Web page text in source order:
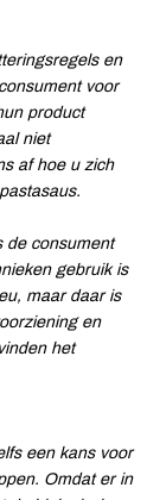
en
voor
product
niet
af hoe u zich
de consument
gebruik is
maar daar is
en
het
een kans voor
Omdat er in